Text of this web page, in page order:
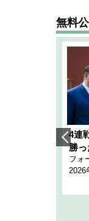
無料
4連
勝
フォ
2026